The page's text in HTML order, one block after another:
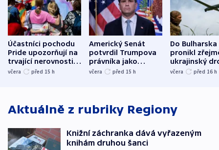
Účastníci pochodu
Pride upozorňují na
trvající nerovnosti i
společenskou
včera před 15 h
Americký Senát
potvrdil Trumpova
právníka jako
ministra
včera před 15 h
Do Bulharska
pronikl
ukrajinský
explodoval
včera před 16 h
Aktuálně z rubriky Regiony
Knižní záchranka dává vyřazeným
knihám druhou šanci